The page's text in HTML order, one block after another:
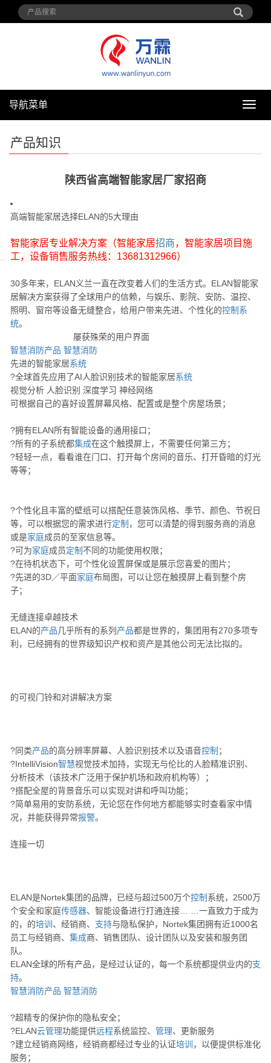
导
导航菜单
产品知识
陕西省高端智能家居厂家招商
高端智能家居选择ELAN的5大理由
智能家居专业解决方案（智能家居招商，智能家居项目施
工，设备销售服务热线：13681312966）
30多年来，ELAN义兰一直在改变着人们的生活方式。ELAN智能家
居解决方案获得了全球用户的信赖，与娱乐、影院、安防、温控、
照明、窗帘等设备无缝整合，给用户带来先进、个性化的控制 系
统。
屡获殊荣的用户界面
智慧消防产品 智慧消防
先进的智能家居系统
?全球首先应用了AI人脸识别技术的智能家居系统
视觉分析 人脸识别 深度学习 神经网络
可根据自己的喜好设置屏幕风格、配置或是整个房屋场景；
?拥有ELAN所有智能设备的通用接口；
?所有的子系统都集成在这个触摸屏上，不需要任何第三方；
?轻轻一点，看看谁在门口、打开每个房间的音乐、打开昏暗的灯光
等等；
?个性化且丰富的壁纸可以搭配任意装饰风格、季节、颜色、节祝日
等，可以根据您的需求进行定制 ，您可以清楚的得到服务商的消息
或是家庭成员的至家信息等。
?可为家庭成员定制 不同的功能使用权限；
?在待机状态下，可个性化设置屏保或是展示您喜爱的图片；
?先进的3D／平面家庭布局图，可以让您在触摸屏上看到整个房
子；
无缝连接卓越技术
ELAN的产品几乎所有的系列 产品都是世界的，集团用有270多项专
利，已经拥有的世界级知识产权和资产是其他公司无法比拟的。
的可视门铃和对讲解决方案
?同类产品的高分辨率屏幕、人脸识别技术以及语音控制 ；
?IntelliVision智慧视觉技术加持，实现无与伦比的人脸精准识别、
分析技术（该技术广泛用于保护机场和政府机构等）；
?搭配全屋的背景音乐可以实现对讲和呼叫功能；
?简单易用的安防系统，无论您在作何地方都能够实时查看家中情
况，并能获得异常报警。
连接一切
ELAN是Nortek集团的品牌，已经与超过500万个控制 系统，2500万
个安全和家庭传感器、智能设备进行打通连接… …一直致力于成为
的，的培训 、经销商、 支持与隐私保护，Nortek集团拥有近1000名
员工与经销商、 集成商、销售团队、设计团队以及安装和服务团
队。
ELAN全球的所有产品，是经过认证的，每一个系统都提供业内的支
持。
智慧消防产品 智慧消防
?超精专的保护你的隐私安全；
?ELAN云管理功能提供远程系统监控、 管理、更新服务
?建立经销商网络，经销商都经过专业的认证培训 ，以便提供标准化
服务；